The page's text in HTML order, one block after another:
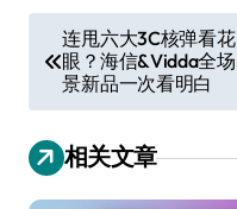
章
导
航
连甩六大3C核弹看花
眼？海信&Vidda全场
景新品一次看明白
相关文章